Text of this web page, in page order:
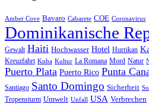
Amber Cove Bavaro Cabarete COE Coronavirus
Dominikanische
Gewalt Haiti Hochwasser Hotel Hurrikan
Kreuzfahrt Kuba Kultur La Romana Mord Natur
Puerto Plata Puerto Rico Punta
Santiago Santo Domingo Sicherheit
Tropensturm Umwelt Unfall USA Verbrechen